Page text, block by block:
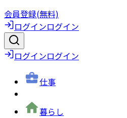
会員登録(無料)
ログインログイン
ログインログイン
仕事
暮らし